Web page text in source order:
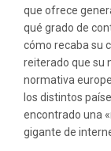
que ofrece
qué grado de
cómo recaba su
reiterado que su
normativa
los distintos
encontrado una
gigante de